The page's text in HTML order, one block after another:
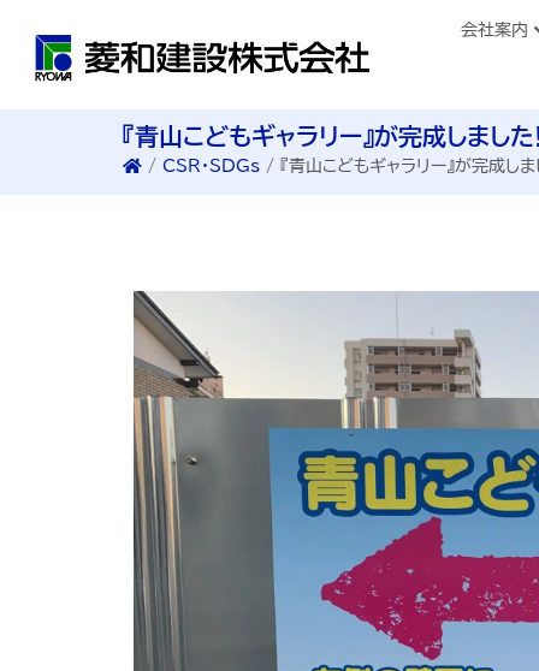
会社案内
『青山こどもギャラリー』が完成しまし
/ CSR・SDGs / 『青山こどもギャラリー』が完成し